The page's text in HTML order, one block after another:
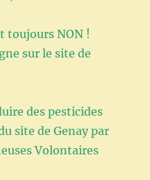
toujours NON !
sur le site de
des pesticides
site de Genay par
Volontaires